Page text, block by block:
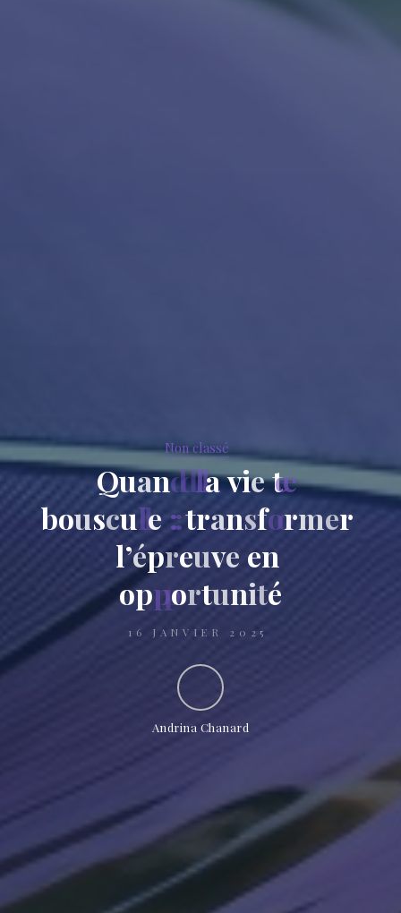
Non classé
Quandlaviete
bouscule:transformer
l’épreuve en
opportunité
16 JANVIER 2025
Andrina Chanard